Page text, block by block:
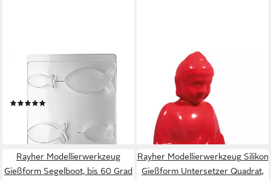
RAYHER
Modellierwerkzeug Gießform
Fische, 4 Größen
lieferbar - in 4-5 Werktagen bei dir
Modellierwerkzeug Latex
Gießform Buddha, 12,5 cm x
6,5 cm
11,81 €
lieferbar - in 4-5 Werktagen bei dir
Rayher Modellierwerkzeug
Gießform Segelboot, bis 60 Grad
Rayher Modellierwerkzeug Silikon
Gießform Untersetzer Quadrat,